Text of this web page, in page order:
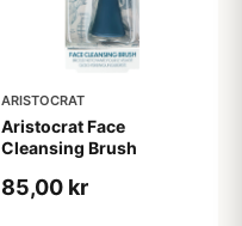
ARISTOCRAT
Aristocrat Face
Cleansing Brush
85,00 kr